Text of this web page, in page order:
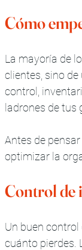
Cómo
La mayoría de
clientes, sino
control,
ladrones de tus
Antes de
optimizar la
Control de
Un buen
cuánto pierdes.